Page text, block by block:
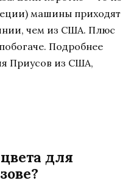
машины приходят
чем из США. Плюс
Подробнее
Приусов из США,
для